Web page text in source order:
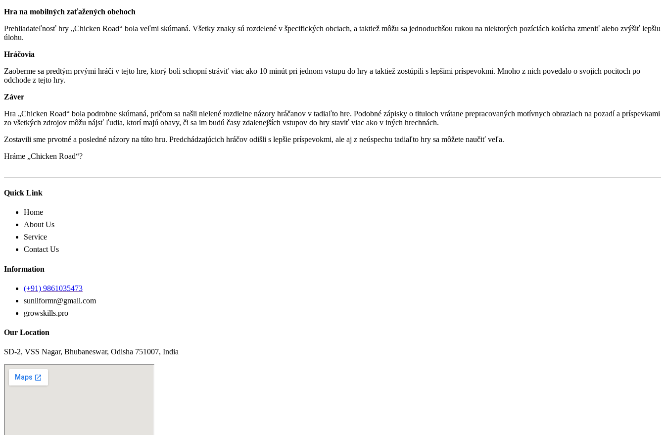
Hra na mobilných zaťažených obehoch
Prehliadateľnosť hry „Chicken Road“ bola veľmi skúmaná. Všetky znaky sú rozdelené v špecifických obciach, a taktiež môžu sa jednoduchšou rukou na niektorých pozíciách kolácha zmeniť alebo zvýšiť lepšiu
úlohu.
Hráčovia
Zaoberme sa predtým prvými hráči v tejto hre, ktorý boli schopní stráviť viac ako 10 minút pri jednom vstupu do hry a taktiež zostúpili s lepšimi príspevokmi. Mnoho z nich povedalo o svojich pocitoch po
odchode z tejto hry.
Záver
Hra „Chicken Road“ bola podrobne skúmaná, pričom sa našli nielené rozdielne názory hráčanov v tadiaľto hre. Podobné zápisky o tituloch vrátane prepracovaných motívnych obraziach na pozadí a príspevkami
zo všetkých zdrojov môžu nájsť ľudia, ktorí majú obavy, či sa im budú časy zdalenejších vstupov do hry staviť viac ako v iných hrechnách.
Zostavili sme prvotné a posledné názory na túto hru. Predchádzajúcich hráčov odišli s lepšie príspevokmi, ale aj z neúspechu tadiaľto hry sa môžete naučiť veľa.
Hráme „Chicken Road“?
Quick Link
Home
About Us
Service
Contact Us
Information
(+91) 9861035473
sunilformr@gmail.com
growskills.pro
Our Location
SD-2, VSS Nagar, Bhubaneswar, Odisha 751007, India